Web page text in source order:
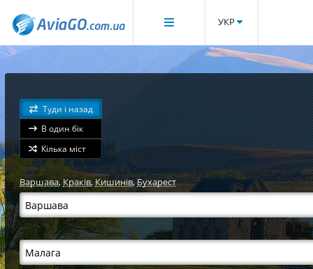
УКР
Туди і назад
В один бік
Кілька міст
Варшава,Краків,Кишинів,Бухарест